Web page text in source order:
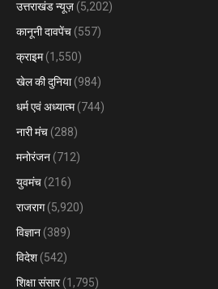
उत्तराखंड न्यूज़ (5,202)
कानूनी दावपेंच (557)
क्राइम(1,550)
खेल की दुनिया(984)
धर्म एवं अध्यात्म(744)
नारी मंच (288)
मनोरंजन (712)
युवमंच (216)
राजराग(5,920)
विज्ञान (389)
विदेश (542)
शिक्षा संसार(1,795)